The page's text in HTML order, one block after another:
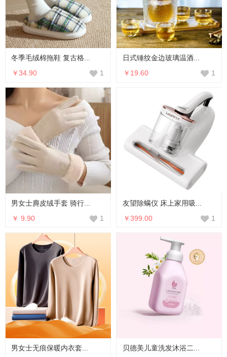
冬季毛绒棉拖鞋 复古格...
￥34.90
1
日式锤纹金边玻璃温酒...
￥19.60
1
男女士麂皮绒手套 骑行...
￥ 9.90
1
友望除螨仪 床上家用吸...
￥399.00
1
男女士无痕保暖内衣套...
贝德美儿童洗发沐浴二...